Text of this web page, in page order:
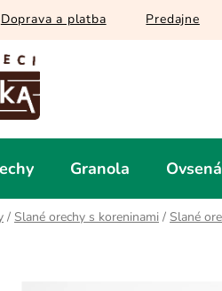
Doprava a platba Predajne
Granola
/ Slané orechy s koreninami / Slané